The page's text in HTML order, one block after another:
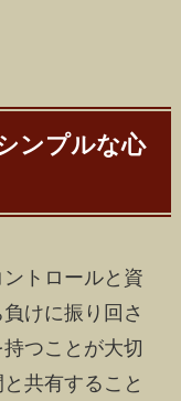
ンプルな心
トロールと資
けに振り回さ
つことが大切
共有すること